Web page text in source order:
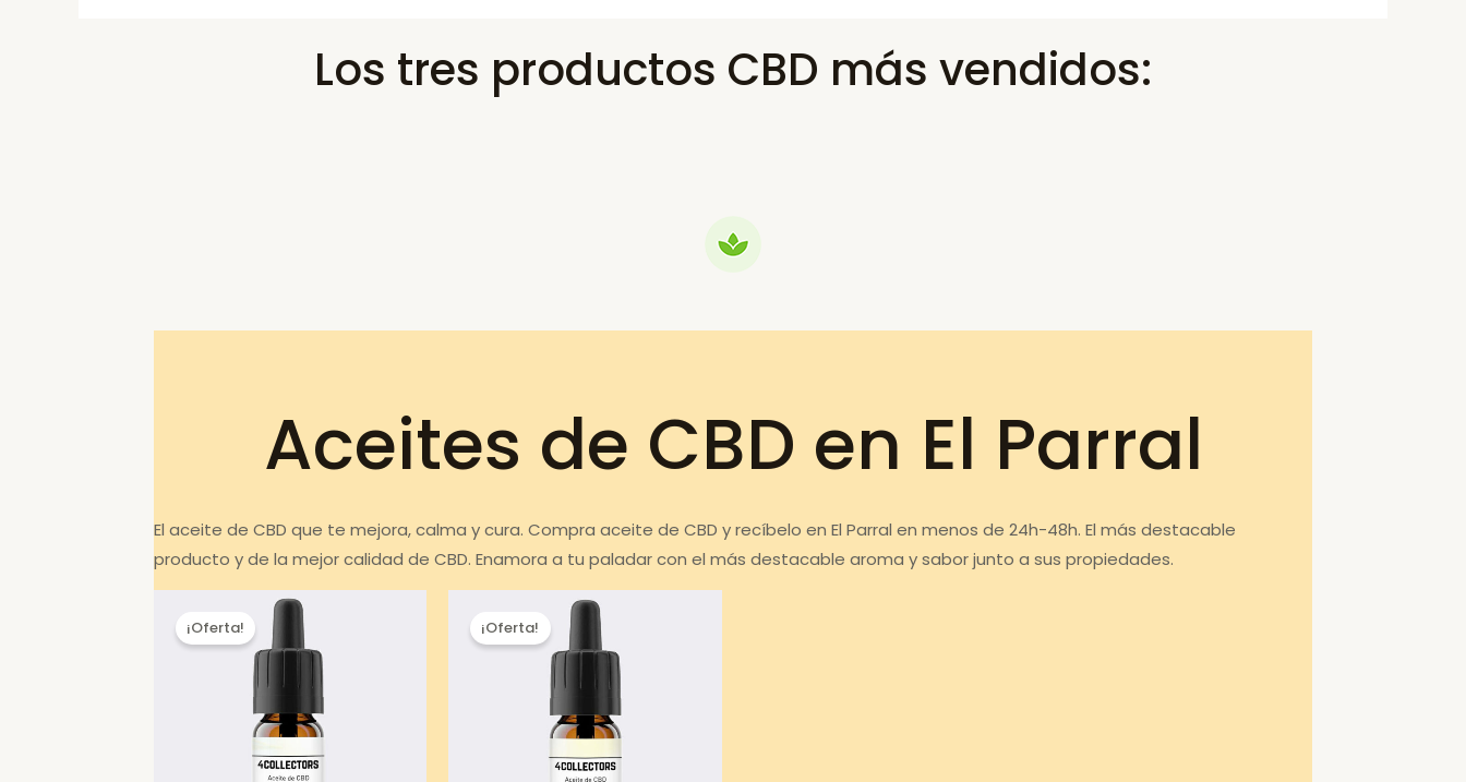
Los tres productos CBD más vendidos:
Aceites de CBD en El Parral
El aceite de CBD que te mejora, calma y cura. Compra aceite de CBD y recíbelo en El Parral en menos de 24h-48h. El más destacable
producto y de la mejor calidad de CBD. Enamora a tu paladar con el más destacable aroma y sabor junto a sus propiedades.
¡Oferta! ¡Oferta!